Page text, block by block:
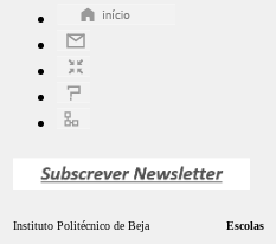
Instituto Politécnico de Beja
Escolas